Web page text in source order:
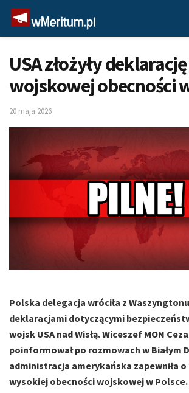
USA złożyły
wojskowej obecności
20 maja 2026
Polska delegacja wróciła z
deklaracjami dotyczącymi
wojsk USA nad Wisłą. Wiceszef MON
poinformował po rozmowach w Białym
administracja amerykańska zapewniła
wysokiej obecności wojskowej w Polsce.